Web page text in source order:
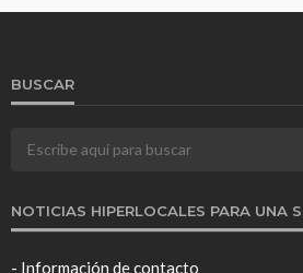
BUSCAR
NOTICIAS HIPERLOCALES PARA UNA
- Información de contacto